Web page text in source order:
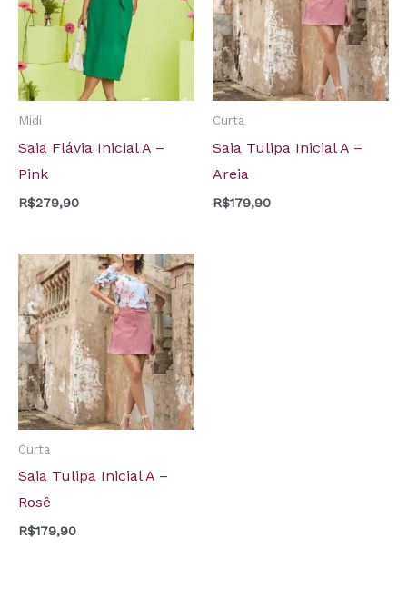
Midi
Saia Flávia Inicial A –
Pink
R$279,90
Curta
Saia Tulipa Inicial A –
Areia
R$179,90
Curta
Saia Tulipa Inicial A –
Rosê
R$179,90